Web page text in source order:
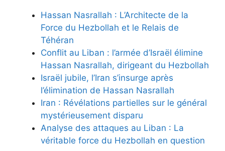
Hassan Nasrallah : L’Architecte de la
Force du Hezbollah et le Relais de
Téhéran
Conflit au Liban : l’armée d’Israël élimine
Hassan Nasrallah, dirigeant du Hezbollah
Israël jubile, l’Iran s’insurge après
l’élimination de Hassan Nasrallah
Iran : Révélations partielles sur le général
mystérieusement disparu
Analyse des attaques au Liban : La
véritable force du Hezbollah en question